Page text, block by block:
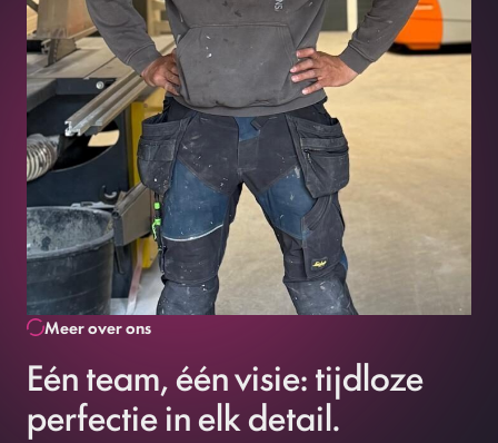
Meer over ons
Eén team, één visie: tijdloze
perfectie in elk detail.